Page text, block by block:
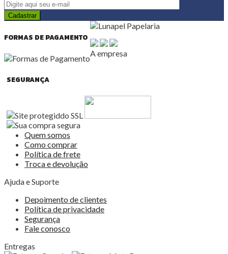
FORMAS DE PAGAMENTO
SEGURANÇA
A empresa
Quem somos
Como comprar
Política de frete
Troca e devolução
Ajuda e Suporte
Depoimento de clientes
Política de privacidade
Segurança
Fale conosco
Entregas